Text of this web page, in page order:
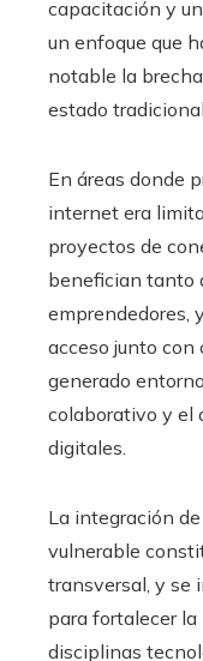
capacitación y
un enfoque que
notable la
estado
En áreas donde
internet era
proyectos de
benefician tanto
emprendedores,
acceso junto
generado
colaborativo y el
digitales.
La integración
vulnerable
transversal, y se
para fortalecer
disciplinas